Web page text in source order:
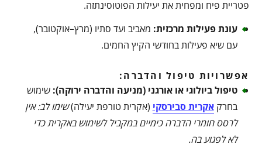
פטריית פיח ומפחית את יעילות הפוטוסינתזה.
עונת פעילות מרכזית: מאביב ועד סתיו (מרץ–אוקטובר),
עם שיא פעילות בחודשי הקיץ החמים.
אפשרויות טיפול והדברה:
טיפול ביולוגי או אורגני (מניעה והדברה ירוקה): שימוש
בחרקאקרית סבירסקי (אקרית טורפת יעילה)שימו לב: אין
לרסס חומרי הדברה כימיים במקביל לשימוש באקרית כדי
לא לפגוע בה.